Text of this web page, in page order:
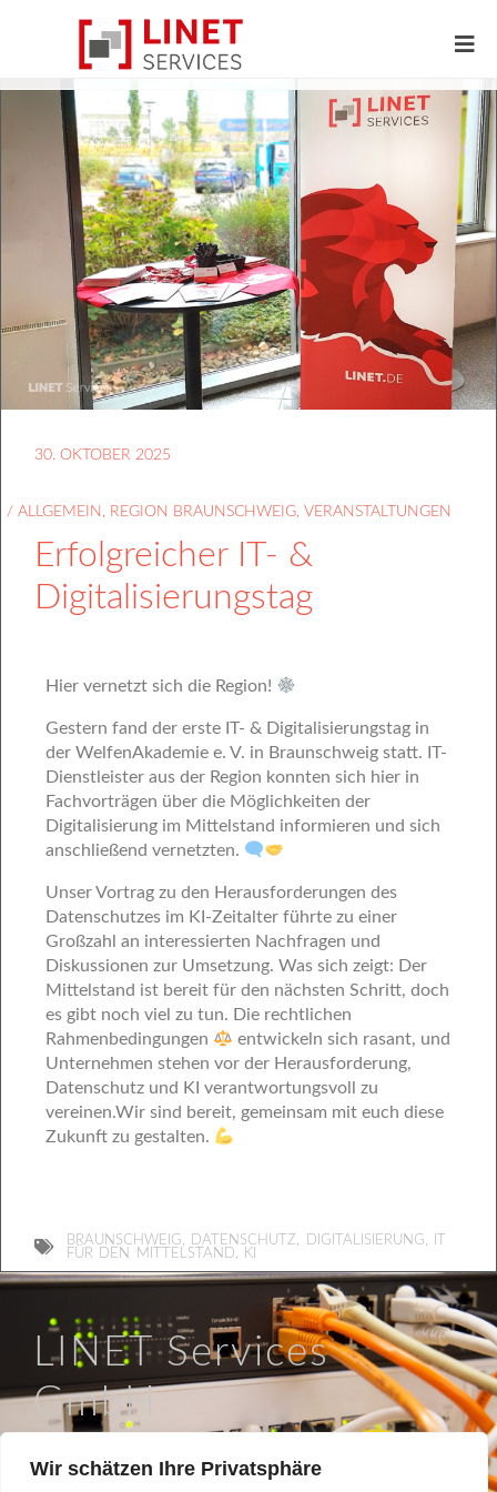
Wir schätzen Ihre Privatsphäre
30. OKTOBER 2025
/ ALLGEMEIN , REGION BRAUNSCHWEIG, VERANSTALTUNGEN
Erfolgreicher IT- &
Digitalisierungstag
Hier vernetzt sich die Region!
Gestern fand der erste IT- & Digitalisierungstag in
der WelfenAkademie e. V. in Braunschweig statt. IT-
Dienstleister aus der Region konnten sich hier in
Fachvorträgen über die Möglichkeiten der
Digitalisierung im Mittelstand informieren und sich
anschließend vernetzten.
Unser Vortrag zu den Herausforderungen des
Datenschutzes im KI-Zeitalter führte zu einer
Großzahl an interessierten Nachfragen und
Diskussionen zur Umsetzung. Was sich zeigt: Der
Mittelstand ist bereit für den nächsten Schritt, doch
es gibt noch viel zu tun. Die rechtlichen
Rahmenbedingungen ‍
entwickeln sich rasant, und
Unternehmen stehen vor der Herausforderung,
Datenschutz und KI verantwortungsvoll zu
vereinen.Wir sind bereit, gemeinsam mit euch diese
Zukunft zu gestalten. ‍
BRAUNSCHWEIG, DATENSCHUTZ, DIGITALISIERUNG,
FÜR DEN MITTELSTAND, KI
LINET Services
GmbH
Hinter dem Turme 12a, 38114 Braunschweig